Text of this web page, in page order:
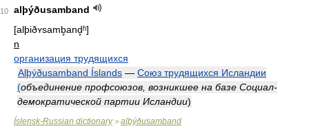
10
alþýðusamband
[alþiðʏsamb̥and̥ʰ]
n
организация трудящихся
Alþýðusamband Íslands — Союз трудящихся Исландии
(объединение профсоюзов, возникшее на базе Социал-
демократической партии Исландии)
Íslensk-Russian dictionary> alþýðusamband